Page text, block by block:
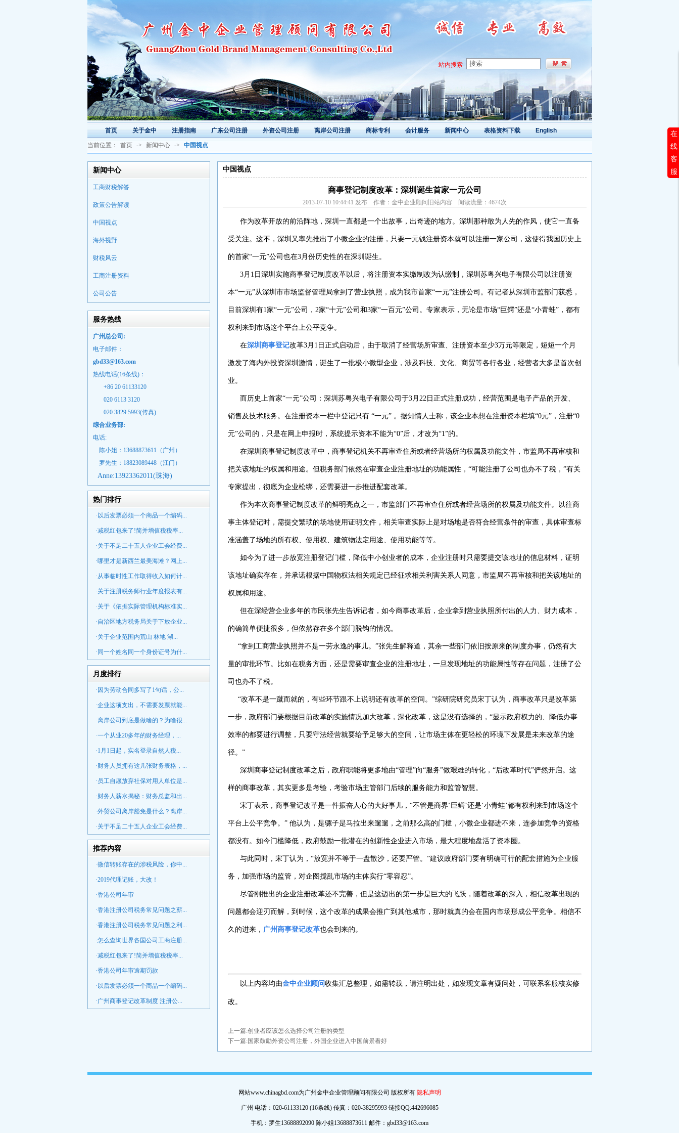
在
线
客
服
站内搜索
首页 关于金中 注册指南 广东公司注册 外资公司注册 离岸公司注册 商标专利 会计服务 新闻中心 表格资料下载 English
当前位置： 首页 -> 新闻中心 -> 中国视点
新闻中心
工商财税解答
政策公告解读
中国视点
海外视野
财税风云
工商注册资料
公司公告
服务热线
广州总公司:
电子邮件：
gbd33@163.com
热线电话(16条线)：
+86 20 61133120
020 6113 3120
020 3829 5993(传真)
综合业务部:
电话:
陈小姐：13688873611（广州）
罗先生：18823089448（江门）
Anne:13923362011(珠海)
热门排行
·以后发票必须一个商品一个编码...
·减税红包来了!简并增值税税率...
·关于不足二十五人企业工会经费...
·哪里才是新西兰最美海滩？网上...
·从事临时性工作取得收入如何计...
·关于注册税务师行业年度报表有...
·关于《依据实际管理机构标准实...
·自治区地方税务局关于下放企业...
·关于企业范围内荒山 林地 湖...
·同一个姓名同一个身份证号为什...
月度排行
·因为劳动合同多写了1句话，公...
·企业这项支出，不需要发票就能...
·离岸公司到底是做啥的？为啥很...
·一个从业20多年的财务经理，...
·1月1日起，实名登录自然人税...
·财务人员拥有这几张财务表格，...
·员工自愿放弃社保对用人单位是...
·财务人薪水揭秘：财务总监和出...
·外贸公司离岸豁免是什么？离岸...
·关于不足二十五人企业工会经费...
推荐内容
·微信转账存在的涉税风险，你中...
·2019代理记账，大改！
·香港公司年审
·香港注册公司税务常见问题之薪...
·香港注册公司税务常见问题之利...
·怎么查询世界各国公司工商注册...
·减税红包来了!简并增值税税率...
·香港公司年审逾期罚款
·以后发票必须一个商品一个编码...
·广州商事登记改革制度 注册公...
中国视点
商事登记制度改革：深圳诞生首家一元公司
2013-07-10 10:44:41 发布 作者：金中企业顾问旧站内容 阅读流量：4674次
作为改革开放的前沿阵地，深圳一直都是一个出故事，出奇迹的地方。深圳那种敢为人先的作风，使它一直备
受关注。这不，深圳又率先推出了小微企业的注册，只要一元钱注册资本就可以注册一家公司，这使得我国历史上
的首家“一元”公司也在3月份历史性的在深圳诞生。
3月1日深圳实施商事登记制度改革以后，将注册资本实缴制改为认缴制，深圳苏粤兴电子有限公司以注册资
本“一元”从深圳市市场监督管理局拿到了营业执照，成为我市首家“一元”注册公司。有记者从深圳市监部门获悉，
目前深圳有1家“一元”公司，2家“十元”公司和3家“一百元”公司。专家表示，无论是市场“巨鳄”还是“小青蛙”，都有
权利来到市场这个平台上公平竞争。
在深圳商事登记改革3月1日正式启动后，由于取消了经营场所审查、注册资本至少3万元等限定，短短一个月
激发了海内外投资深圳激情，诞生了一批极小微型企业，涉及科技、文化、商贸等各行各业，经营者大多是首次创
业。
而历史上首家“一元”公司：深圳苏粤兴电子有限公司于3月22日正式注册成功，经营范围是电子产品的开发、
销售及技术服务。在注册资本一栏中登记只有 “一元” 。据知情人士称，该企业本想在注册资本栏填“0元”，注册“0
元”公司的，只是在网上申报时，系统提示资本不能为“0”后，才改为“1”的。
在深圳商事登记制度改革中，商事登记机关不再审查住所或者经营场所的权属及功能文件，市监局不再审核和
把关该地址的权属和用途。但税务部门依然在审查企业注册地址的功能属性，“可能注册了公司也办不了税，”有关
专家提出，彻底为企业松绑，还需要进一步推进配套改革。
作为本次商事登记制度改革的鲜明亮点之一，市监部门不再审查住所或者经营场所的权属及功能文件。以往商
事主体登记时，需提交繁琐的场地使用证明文件，相关审查实际上是对场地是否符合经营条件的审查，具体审查标
准涵盖了场地的所有权、使用权、建筑物法定用途、使用功能等等。
如今为了进一步放宽注册登记门槛，降低中小创业者的成本，企业注册时只需要提交该地址的信息材料，证明
该地址确实存在，并承诺根据中国物权法相关规定已经征求相关利害关系人同意，市监局不再审核和把关该地址的
权属和用途。
但在深经营企业多年的市民张先生告诉记者，如今商事改革后，企业拿到营业执照所付出的人力、财力成本，
的确简单便捷很多，但依然存在多个部门脱钩的情况。
“拿到工商营业执照并不是一劳永逸的事儿。”张先生解释道，其余一些部门依旧按原来的制度办事，仍然有大
量的审批环节。比如在税务方面，还是需要审查企业的注册地址，一旦发现地址的功能属性等存在问题，注册了公
司也办不了税。
“改革不是一蹴而就的，有些环节跟不上说明还有改革的空间。”综研院研究员宋丁认为，商事改革只是改革第
一步，政府部门要根据目前改革的实施情况加大改革，深化改革，这是没有选择的，“显示政府权力的、降低办事
效率的都要进行调整，只要守法经营就要给予足够大的空间，让市场主体在更轻松的环境下发展是未来改革的途
径。”
深圳商事登记制度改革之后，政府职能将更多地由“管理”向“服务”做艰难的转化，“后改革时代”俨然开启。这
样的商事改革，其实更多是考验，考验市场主管部门后续的服务能力和监管智慧。
宋丁表示，商事登记改革是一件振奋人心的大好事儿，“不管是商界‘巨鳄’还是‘小青蛙’都有权利来到市场这个
平台上公平竞争。” 他认为，是骡子是马拉出来遛遛，之前那么高的门槛，小微企业都进不来，连参加竞争的资格
都没有。如今门槛降低，政府鼓励一批潜在的创新性企业进入市场，最大程度地盘活了资本圈。
与此同时，宋丁认为，“放宽并不等于一盘散沙，还要严管。”建议政府部门要有明确可行的配套措施为企业服
务，加强市场的监管，对企图搅乱市场的主体实行“零容忍”。
尽管刚推出的企业注册改革还不完善，但是这迈出的第一步是巨大的飞跃，随着改革的深入，相信改革出现的
问题都会迎刃而解，到时候，这个改革的成果会推广到其他城市，那时就真的会在国内市场形成公平竞争。相信不
久的进来， 广州商事登记改革也会到来的。
以上内容均由金中企业顾问收集汇总整理 ，如需转载，请注明出处，如发现文章有疑问处，可联系客服核实修
改。
上一篇:创业者应该怎么选择公司注册的类型
下一篇:国家鼓励外资公司注册，外国企业进入中国前景看好
网站www.chinagbd.com为广州金中企业管理顾问有限公司 版权所有 隐私声明
广州 电话：020-61133120 (16条线) 传真：020-38295993 链接QQ:442696085
手机：罗生13688892090 陈小姐13688873611 邮件：gbd33@163.com